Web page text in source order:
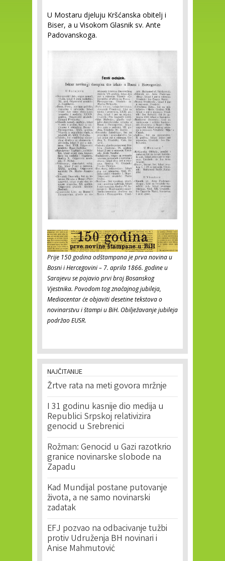
U Mostaru djeluju Kršćanska obitelj i
Biser, a u Visokom Glasnik sv. Ante
Padovanskoga.
Prije 150 godina odštampana je prva novina u
Bosni i Hercegovini – 7. aprila 1866. godine u
Sarajevu se pojavio prvi broj Bosanskog
Vjestnika. Povodom tog značajnog jubileja,
Mediacentar će objaviti desetine tekstova o
novinarstvu i štampi u BiH. Obilježavanje jubileja
podržao EUSR.
NAJČITANIJE
Žrtve rata na meti govora mržnje
I 31 godinu kasnije dio medija u
Republici Srpskoj relativizira
genocid u Srebrenici
Rožman: Genocid u Gazi razotkrio
granice novinarske slobode na
Zapadu
Kad Mundijal postane putovanje
života, a ne samo novinarski
zadatak
EFJ pozvao na odbacivanje tužbi
protiv Udruženja BH novinari i
Anise Mahmutović